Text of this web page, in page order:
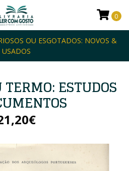
OU ESGOTADOS: NOVOS &
USADOS
0
ESTUDOS